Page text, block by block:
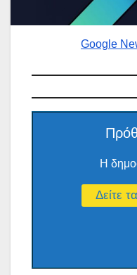
Google
Η